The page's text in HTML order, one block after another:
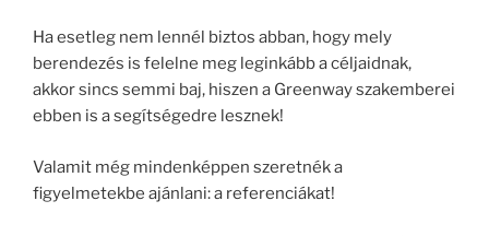
Ha esetleg nem lennél biztos abban, hogy mely
berendezés is felelne meg leginkább a céljaidnak,
akkor sincs semmi baj, hiszen a Greenway szakemberei
ebben is a segítségedre lesznek!
Valamit még mindenképpen szeretnék a
figyelmetekbe ajánlani: a referenciákat!